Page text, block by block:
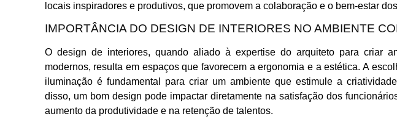
locais inspiradores e produtivos, que promovem a colaboração e o bem-estar
IMPORTÂNCIA DO DESIGN DE INTERIORES NO AMBIENTE
O design de interiores, quando aliado à expertise do arquiteto para criar
modernos, resulta em espaços que favorecem a ergonomia e a estética. A
iluminação é fundamental para criar um ambiente que estimule a
disso, um bom design pode impactar diretamente na satisfação dos
aumento da produtividade e na retenção de talentos.